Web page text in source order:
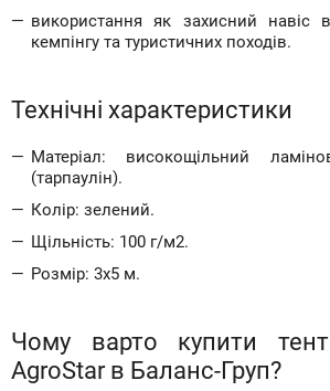
використання як захисний навіс
кемпінгу та туристичних походів.
Технічні характеристики
Матеріал: високощільний
(тарпаулін).
Колір: зелений.
Щільність: 100 г/м2.
Розмір: 3х5 м.
Чому варто купити
AgroStar в Баланс-Груп?